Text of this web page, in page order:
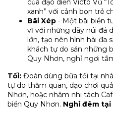
của đạo diễn Victo Vũ
xanh” với cảnh bọn trẻ
Bãi Xép - Một bãi biển
vĩ với những dãy núi đá
lớn, tạo nên hình hài đa
khách tự do săn những
Quy Nhơn, nghỉ ngơi
Tối: Đoàn dùng bữa tối tại
tự do thăm quan, dạo chơi
Nhơn, hoặc nhâm nhi tách
biển Quy Nhơn. Nghỉ đêm tại